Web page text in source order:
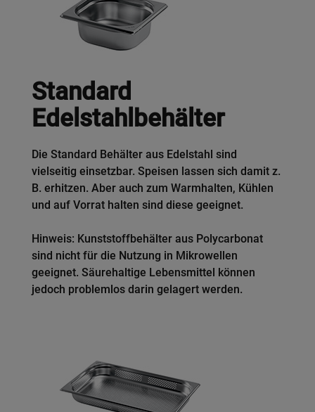
Standard
Edelstahlbehälter
Die Standard Behälter aus Edelstahl sind
vielseitig einsetzbar. Speisen lassen sich damit z.
B. erhitzen. Aber auch zum Warmhalten, Kühlen
und auf Vorrat halten sind diese geeignet.
Hinweis: Kunststoffbehälter aus Polycarbonat
sind nicht für die Nutzung in Mikrowellen
geeignet. Säurehaltige Lebensmittel können
jedoch problemlos darin gelagert werden.